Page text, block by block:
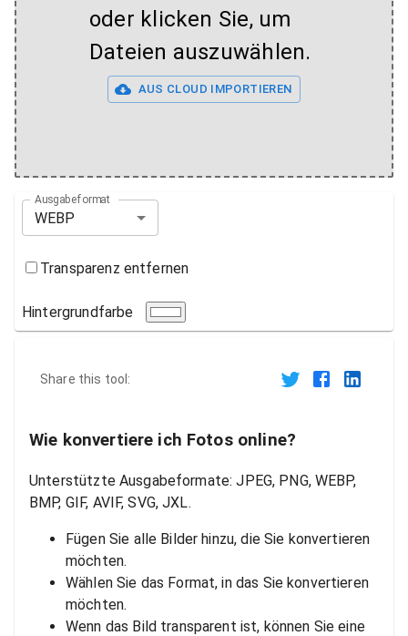
oder klicken Sie, um
Dateien auszuwählen.
AUS CLOUD IMPORTIEREN
Ausgabeformat
WEBP
Transparenz entfernen
Hintergrundfarbe
Share this tool:
Wie konvertiere ich Fotos online?
Unterstützte Ausgabeformate: JPEG, PNG, WEBP,
BMP, GIF, AVIF, SVG, JXL.
Fügen Sie alle Bilder hinzu, die Sie konvertieren
möchten.
Wählen Sie das Format, in das Sie konvertieren
möchten.
Wenn das Bild transparent ist, können Sie eine